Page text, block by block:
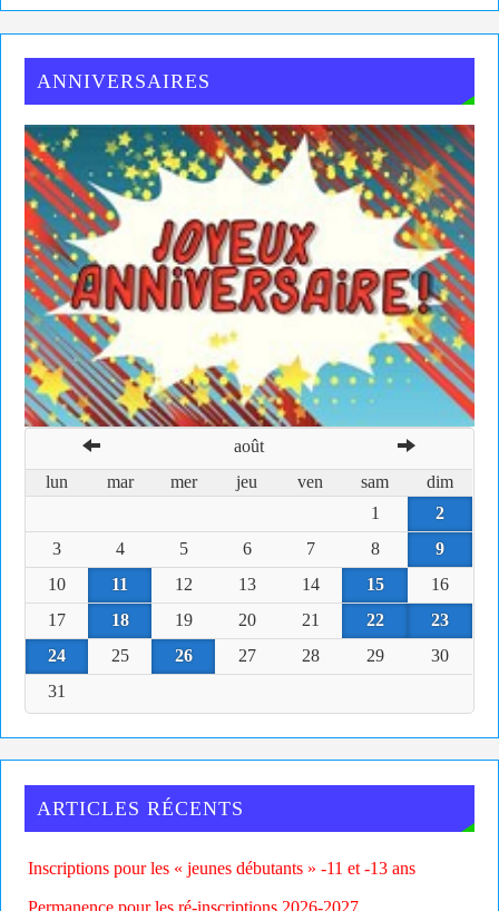
ANNIVERSAIRES
août
lun
mar mer jeu ven sam
dim
1
2
3
4 5 6 7 8
9
10
11 12 13 14 15
16
17
18 19 20 21 22
23
24
25 26 27 28 29
30
31
ARTICLES RÉCENTS
Inscriptions pour les « jeunes débutants » -11 et -13 ans